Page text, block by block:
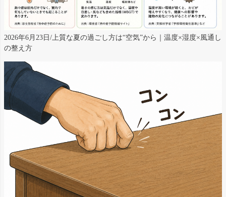
2026年6月23日/上質な夏の過ごし方は“空気”から｜温度×湿度×風通し
の整え方